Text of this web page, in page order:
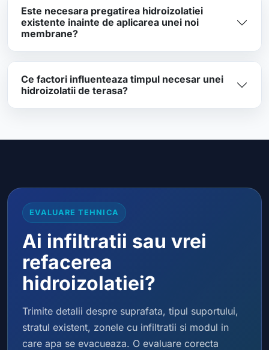
Este necesara pregatirea hidroizolatiei
existente inainte de aplicarea unei noi
membrane?
Ce factori influenteaza timpul necesar unei
hidroizolatii de terasa?
EVALUARE TEHNICA
Ai infiltratii sau vrei
refacerea
hidroizolatiei?
Trimite detalii despre suprafata, tipul suportului,
stratul existent, zonele cu infiltratii si modul in
care apa se evacueaza. O evaluare corecta